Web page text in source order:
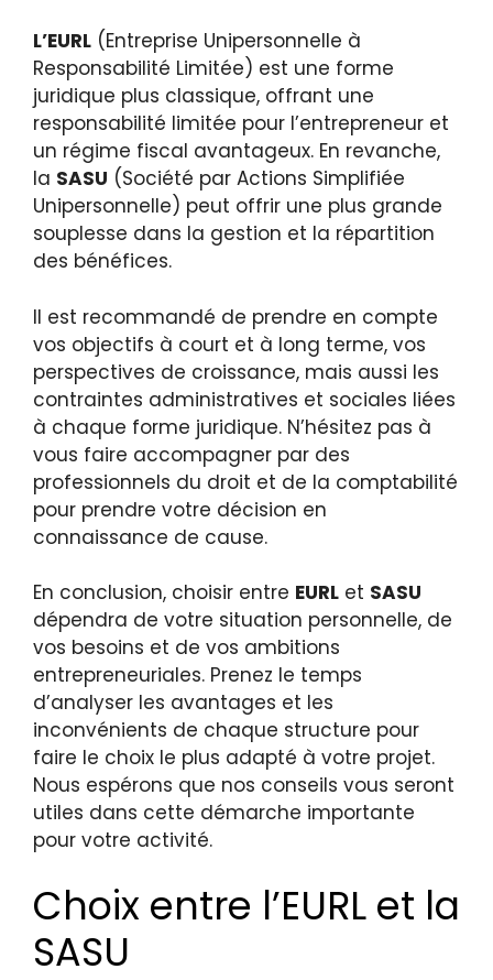
L’EURL (Entreprise Unipersonnelle à
Responsabilité Limitée) est une forme
juridique plus classique, offrant une
responsabilité limitée pour l’entrepreneur et
un régime fiscal avantageux. En revanche,
la SASU (Société par Actions Simplifiée
Unipersonnelle) peut offrir une plus grande
souplesse dans la gestion et la répartition
des bénéfices.
Il est recommandé de prendre en compte
vos objectifs à court et à long terme, vos
perspectives de croissance, mais aussi les
contraintes administratives et sociales liées
à chaque forme juridique. N’hésitez pas à
vous faire accompagner par des
professionnels du droit et de la comptabilité
pour prendre votre décision en
connaissance de cause.
En conclusion, choisir entre EURL et SASU
dépendra de votre situation personnelle, de
vos besoins et de vos ambitions
entrepreneuriales. Prenez le temps
d’analyser les avantages et les
inconvénients de chaque structure pour
faire le choix le plus adapté à votre projet.
Nous espérons que nos conseils vous seront
utiles dans cette démarche importante
pour votre activité.
Choix entre l’EURL et la
SASU